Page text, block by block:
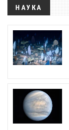
НАУКА